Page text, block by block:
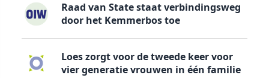
Raad van State staat verbindingsweg
door het Kemmerbos toe
Loes zorgt voor de tweede keer voor
vier generatie vrouwen in één familie